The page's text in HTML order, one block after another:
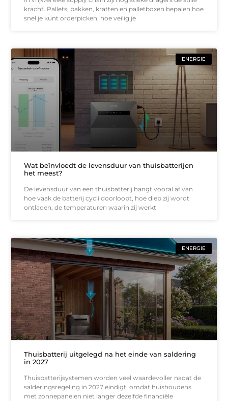
kracht. Pallets, bakken, kratten en palletboxen bepalen hoe
snel je kunt orderpicken, hoe veilig je
ENERGIE
Wat beïnvloedt de levensduur van thuisbatterijen
het meest?
De levensduur van een thuisbatterij hangt vooral af van
hoe vaak de batterij cycli doorloopt, hoe diep zij wordt
ontladen, de temperaturen waarin zij werkt
ENERGIE
Thuisbatterij uitgelegd na het einde van saldering
in 2027
Thuisbatterijsystemen worden veel waardevoller nadat de
salderingsregeling in 2027 eindigt, omdat huishoudens
met zonnepanelen niet langer dezelfde financiële